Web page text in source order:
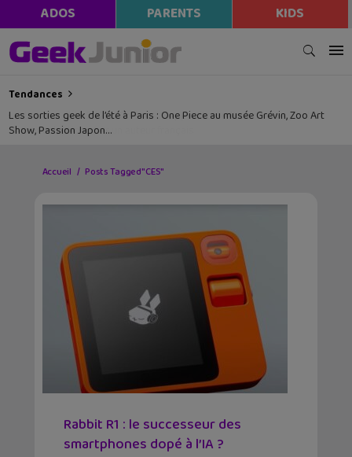
ADOS PARENTS KIDS
Tendances
Les sorties geek de l’été à Paris : One Piece au musée Grévin, Zoo Art
Show, Passion Japon…
Accueil Posts Tagged "CES"
Rabbit R1 : le successeur des
smartphones dopé à l’IA ?